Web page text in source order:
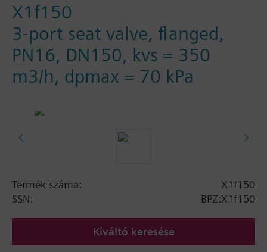
X1f150
3-port seat valve, flanged,
PN16, DN150, kvs = 350
m3/h, dpmax = 70 kPa
Termék száma:
X1f150
SSN:
BPZ:X1f150
Kiváltó keresése